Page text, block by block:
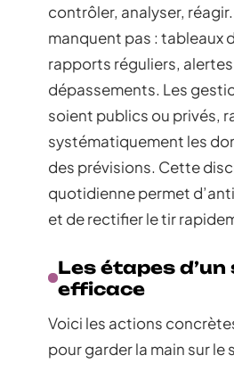
contrôler, analyser,
manquent pas : tableaux
rapports réguliers, alertes
dépassements. Les
soient publics ou privés,
systématiquement les
des prévisions. Cette
quotidienne permet
et de rectifier le tir
Les étapes d’un
efficace
Voici les actions
pour garder la main sur le